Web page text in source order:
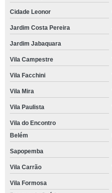
Cidade Leonor
Jardim Costa Pereira
Jardim Jabaquara
Vila Campestre
Vila Facchini
Vila Mira
Vila Paulista
Vila do Encontro
Belém
Sapopemba
Vila Carrão
Vila Formosa